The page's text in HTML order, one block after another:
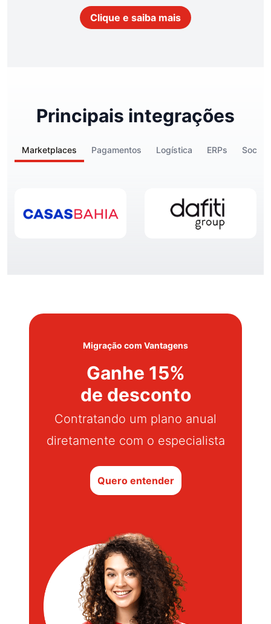
Clique e saiba mais
Principais integrações
Marketplaces Pagamentos Logística ERPs Social
Migração com Vantagens
Ganhe 15%
de desconto
Contratando um plano anual
diretamente com o especialista
Quero entender